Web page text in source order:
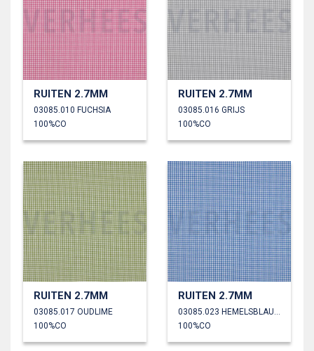
RUITEN 2.7MM
03085.010 FUCHSIA
100%CO
RUITEN 2.7MM
03085.016 GRIJS
100%CO
RUITEN 2.7MM
03085.017 OUDLIME
100%CO
RUITEN 2.7MM
03085.023 HEMELSBLAUW
100%CO